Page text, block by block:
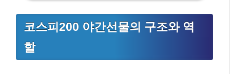
코스피200 야간선물의 구조와 역
할